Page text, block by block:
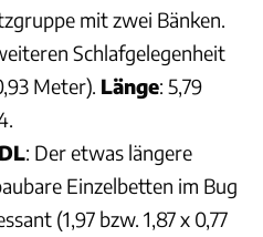
mit zwei Bänken.
Schlafgelegenheit
Meter). Länge: 5,79
: Der etwas längere
Einzelbetten im Bug
(1,97 bzw. 1,87 x 0,77